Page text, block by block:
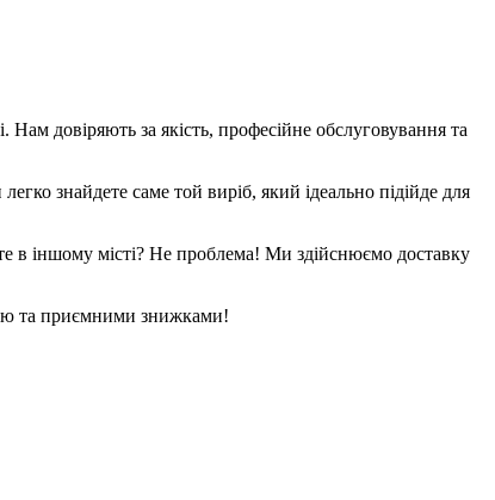
довіряють за якість, професійне обслуговування та
знайдете саме той виріб, який ідеально підійде для
в іншому місті? Не проблема! Ми здійснюємо доставку
та приємними знижками!